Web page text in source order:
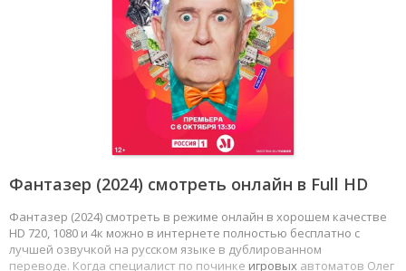
Фантазер (2024) смотреть онлайн в Full HD
Фантазер (2024) смотреть в режиме онлайн в хорошем качестве
HD 720, 1080 и 4к можно в интернете полностью бесплатно с
лучшей озвучкой на русском языке в дублированном
переводе. Когда специалист по починке игровых автоматов Олег